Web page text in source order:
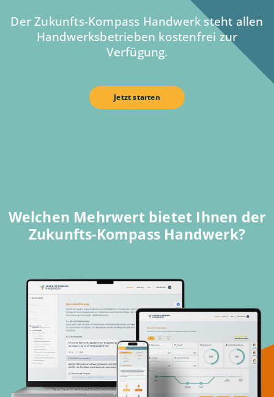
Der Zukunfts-Kompass Handwerk steht allen
Handwerksbetrieben kostenfrei zur
Verfügung.
Jetzt starten
Welchen Mehrwert bietet Ihnen der
Zukunfts-Kompass Handwerk?